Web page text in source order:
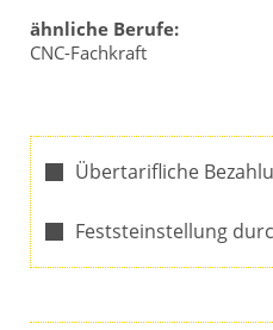
ähnliche Berufe:
CNC-Fachkraft
Übertarifliche
Feststeinstellung